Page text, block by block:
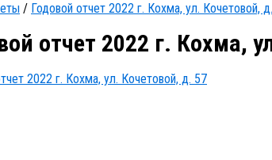
/ Годовой отчет 2022 г. Кохма, ул. Кочетовой,
отчет 2022 г. Кохма,
2022 г. Кохма, ул. Кочетовой, д. 57